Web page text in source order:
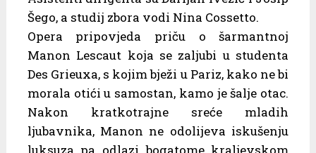
Šego, a studij zbora vodi Nina Cossetto.
Opera pripovjeda priču o šarmantnoj
Manon Lescaut koja se zaljubi u studenta
Des Grieuxa, s kojim bježi u Pariz, kako ne bi
morala otići u samostan, kamo je šalje otac.
Nakon kratkotrajne sreće mladih
ljubavnika, Manon ne odolijeva iskušenju
luksuza pa odlazi bogatome kraljevskom